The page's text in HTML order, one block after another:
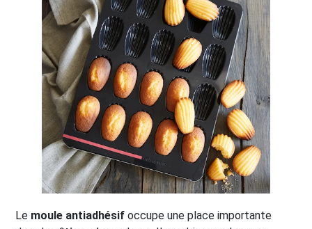
Le moule antiadhésif occupe une place importante